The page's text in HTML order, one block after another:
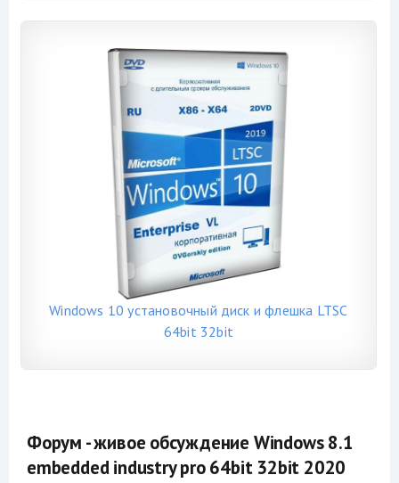
Windows 10 установочный диск и флешка LTSC
64bit 32bit
Форум - живое обсуждение Windows 8.1
embedded industry pro 64bit 32bit 2020